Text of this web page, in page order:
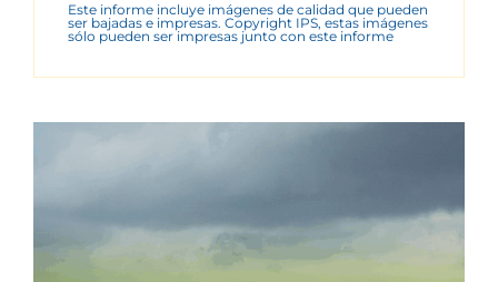
Este informe incluye imágenes de calidad que pueden
ser bajadas e impresas. Copyright IPS, estas imágenes
sólo pueden ser impresas junto con este informe